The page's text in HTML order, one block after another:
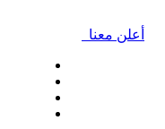
أعلن معنا